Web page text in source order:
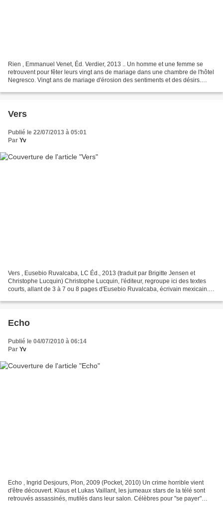
Rien , Emmanuel Venet, Éd. Verdier, 2013 .. Un homme et une femme se
retrouvent pour fêter leurs vingt ans de mariage dans une chambre de l'hôtel
Negresco. Vingt ans de mariage d'érosion des sentiments et des désirs.
Vers
Publié le 22/07/2013 à 05:01
Par Yv
Vers , Eusebio Ruvalcaba, LC Éd., 2013 (traduit par Brigitte Jensen et
Christophe Lucquin) Christophe Lucquin, l'éditeur, regroupe ici des textes
courts, allant de 3 à 7 ou 8 pages d'Eusebio Ruvalcaba, écrivain mexicain.
Echo
Publié le 04/07/2010 à 06:14
Par Yv
Echo , Ingrid Desjours, Plon, 2009 (Pocket, 2010) Un crime horrible vient
d'être découvert. Klaus et Lukas Vaillant, les jumeaux stars de la télé sont
retrouvés assassinés, mutilés dans leur salon. Célèbres pour "se payer"